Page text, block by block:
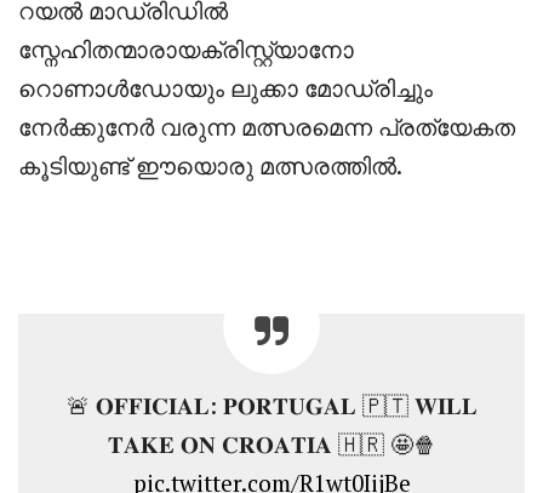
‎റയൽ മാഡ്രിഡിൽ
സ്നേഹിതന്മാരായക്രിസ്റ്റ്യാനോ
റൊണാൾഡോയും ലുക്കാ മോഡ്രിച്ചും
നേർക്കുനേർ വരുന്ന മത്സരമെന്ന പ്രത്യേകത
കൂടിയുണ്ട് ഈയൊരു മത്സരത്തിൽ.
🚨 𝐎𝐅𝐅𝐈𝐂𝐈𝐀𝐋: 𝐏𝐎𝐑𝐓𝐔𝐆𝐀𝐋 🇵🇹 𝐖𝐈𝐋𝐋
𝐓𝐀𝐊𝐄 𝐎𝐍 𝐂𝐑𝐎𝐀𝐓𝐈𝐀 🇭🇷 🤩🍿
pic.twitter.com/R1wt0IijBe